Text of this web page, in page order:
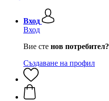
Вход
Вход
Вие сте нов потребител?
Създаване на профил